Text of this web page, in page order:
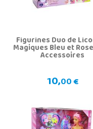
Figurines Duo de
Magiques Bleu et
Accessoires
10,00 €